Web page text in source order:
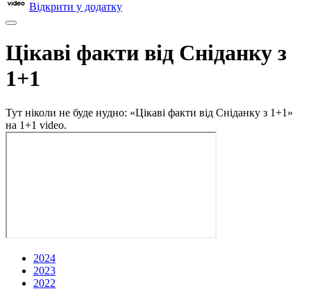
Відкрити у додатку
Цікаві факти від Сніданку з
1+1
Тут ніколи не буде нудно: «Цікаві факти від Сніданку з 1+1»
на 1+1 video.
2024
2023
2022